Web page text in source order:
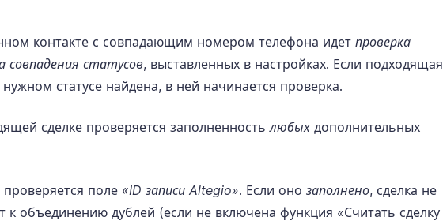
контакте с совпадающим номером телефона идет проверка
совпадения статусов, выставленных в настройках. Если подходящая
нужном статусе найдена, в ней начинается проверка.
сделке проверяется заполненностьлюбых дополнительных
проверяется поле «ID записи Altegio». Если оно заполнено, сделка не
к объединению дублей (если не включена функция «Считать сделку